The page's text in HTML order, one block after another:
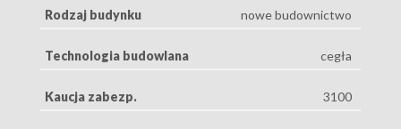
Rodzaj budynku nowe budownictwo
Technologia budowlana cegła
Kaucja zabezp. 3100